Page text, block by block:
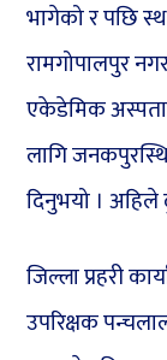
भागेको र पछि
रामगोपालपुर
एकेडेमिक
लागि
दिनुभयो ।
जिल्ला प्रहरी
उपरिक्षक